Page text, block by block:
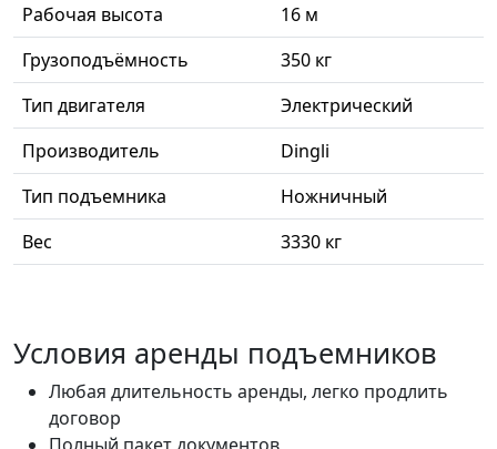
Рабочая высота
16 м
Грузоподъёмность
350 кг
Тип двигателя
Электрический
Производитель
Dingli
Тип подъемника
Ножничный
Вес
3330 кг
Условия аренды подъемников
Любая длительность аренды, легко продлить
договор